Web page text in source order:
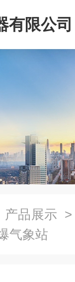
有限公司
产品展示
气象站